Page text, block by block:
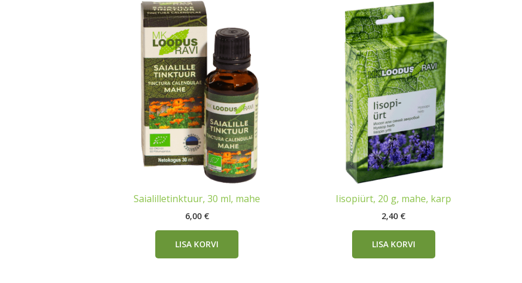
Saialilletinktuur, 30 ml, mahe
6,00 €
LISA KORVI
Iisopiürt, 20 g, mahe, karp
2,40 €
LISA KORVI